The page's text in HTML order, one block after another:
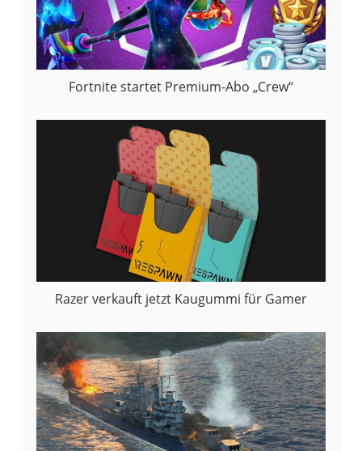
Fortnite startet Premium-Abo „Crew“
Razer verkauft jetzt Kaugummi für Gamer